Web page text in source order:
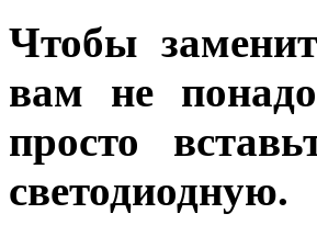
Чтобы
вам не
просто
светодиодную.